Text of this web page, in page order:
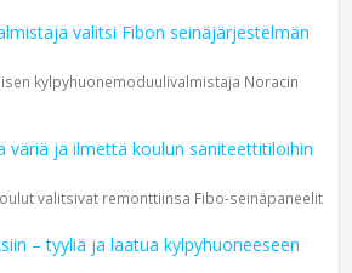
valitsi Fibon seinäjärjestelmän
kylpyhuone­moduuli­valmistaja Noracin
väriä ja ilmettä koulun saniteettitiloihin
valitsivat remonttiinsa Fibo-seinäpaneelit
– tyyliä ja laatua kylpyhuoneeseen